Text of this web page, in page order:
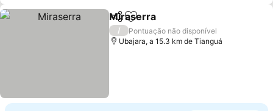
PartilharAdicionar aos favoritos
Miraserra
/
Pontuação não disponível
Ubajara, a 15.3 km de Tianguá